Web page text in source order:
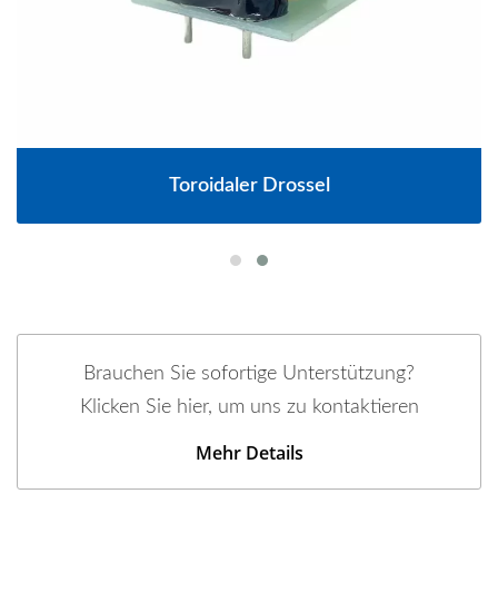
Toroidaler Drossel
Brauchen Sie sofortige Unterstützung?
Klicken Sie hier, um uns zu kontaktieren
Mehr Details